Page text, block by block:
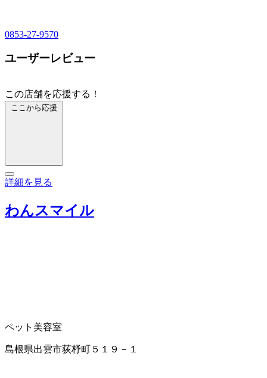
0853-27-9570
ユーザーレビュー
この店舗を応援する！
ここから応援
詳細を見る
わんスマイル
ペット美容室
島根県出雲市荻杼町５１９－１